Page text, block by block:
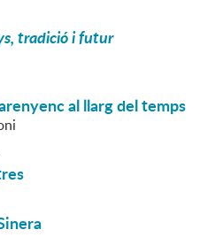
tradició i futur
al llarg del temps